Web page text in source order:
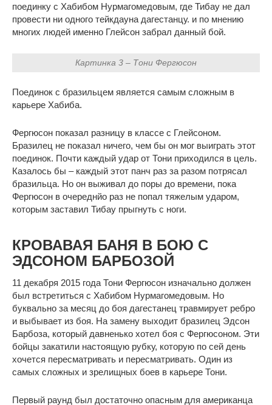
поединку с Хабибом Нурмагомедовым, где Тибау не дал
провести ни одного тейкдауна дагестанцу. и по мнению
многих людей именно Глейсон забрал данный бой.
Картинка 3 – Тони Фергюсон
Поединок с бразильцем является самым сложным в
карьере Хабиба.
Фергюсон показал разницу в классе с Глейсоном.
Бразилец не показал ничего, чем бы он мог выиграть этот
поединок. Почти каждый удар от Тони приходился в цель.
Казалось бы – каждый этот панч раз за разом потрясал
бразильца. Но он выживал до поры до времени, пока
Фергюсон в очереднйо раз не попал тяжелым ударом,
которым заставил Тибау прыгнуть с ноги.
КРОВАВАЯ БАНЯ В БОЮ С
ЭДСОНОМ БАРБОЗОЙ
11 декабря 2015 года Тони Фергюсон изначально должен
был встретиться с Хабибом Нурмагомедовым. Но
буквально за месяц до боя дагестанец травмирует ребро
и выбывает из боя. На замену выходит бразилец Эдсон
Барбоза, который давненько хотел боя с Фергюсоном. Эти
бойцы закатили настоящую рубку, которую по сей день
хочется пересматривать и пересматривать. Один из
самых сложных и зрелищных боев в карьере Тони.
Первый раунд был достаточно опасным для американца